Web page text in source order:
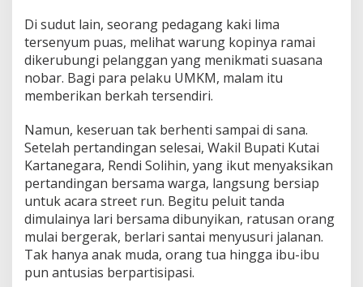
Di sudut lain, seorang pedagang kaki lima
tersenyum puas, melihat warung kopinya ramai
dikerubungi pelanggan yang menikmati suasana
nobar. Bagi para pelaku UMKM, malam itu
memberikan berkah tersendiri.
Namun, keseruan tak berhenti sampai di sana.
Setelah pertandingan selesai, Wakil Bupati Kutai
Kartanegara, Rendi Solihin, yang ikut menyaksikan
pertandingan bersama warga, langsung bersiap
untuk acara street run. Begitu peluit tanda
dimulainya lari bersama dibunyikan, ratusan orang
mulai bergerak, berlari santai menyusuri jalanan.
Tak hanya anak muda, orang tua hingga ibu-ibu
pun antusias berpartisipasi.